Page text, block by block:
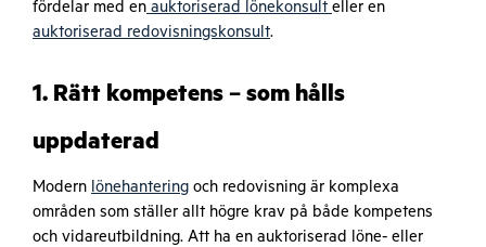
fördelar med en auktoriserad lönekonsult eller en
auktoriserad redovisningskonsult.
1. Rätt kompetens – som hålls
uppdaterad
Modern lönehantering och redovisning är komplexa
områden som ställer allt högre krav på både kompetens
och vidareutbildning. Att ha en auktoriserad löne- eller